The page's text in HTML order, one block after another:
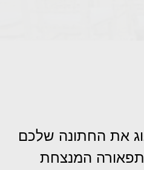
את החתונה שלכם
המנצחת